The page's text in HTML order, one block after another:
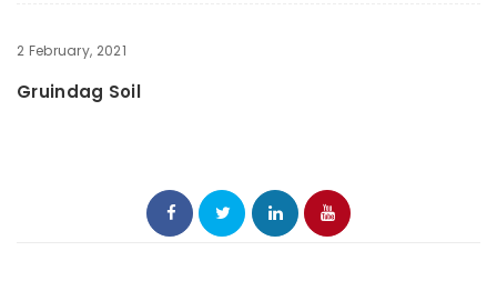
2 February, 2021
Gruindag Soil